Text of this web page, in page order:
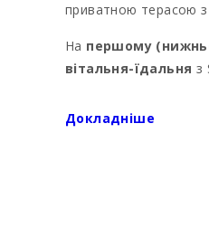
приватною терасою
На першому
вітальня-їдальня з
Зовнішній
Розташована в
Докладніше